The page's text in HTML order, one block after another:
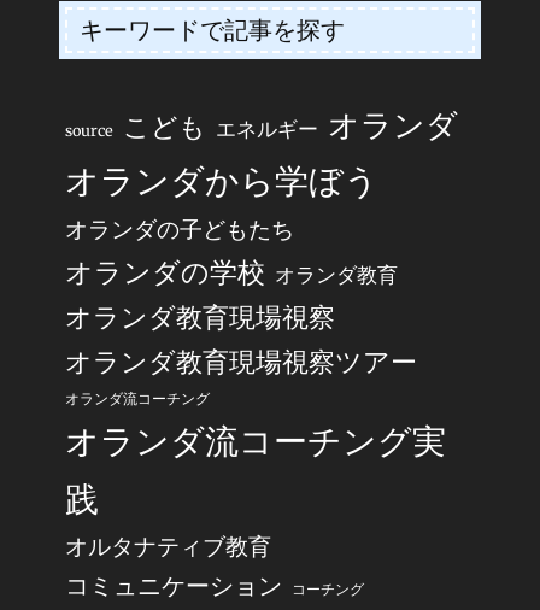
キーワードで記事を探す
source こども エネルギー オランダ
オランダから学ぼう
オランダの子どもたち
オランダの学校 オランダ教育
オランダ教育現場視察
オランダ教育現場視察ツアー
オランダ流コーチング
オランダ流コーチング実
践
オルタナティブ教育
コミュニケーション コーチング